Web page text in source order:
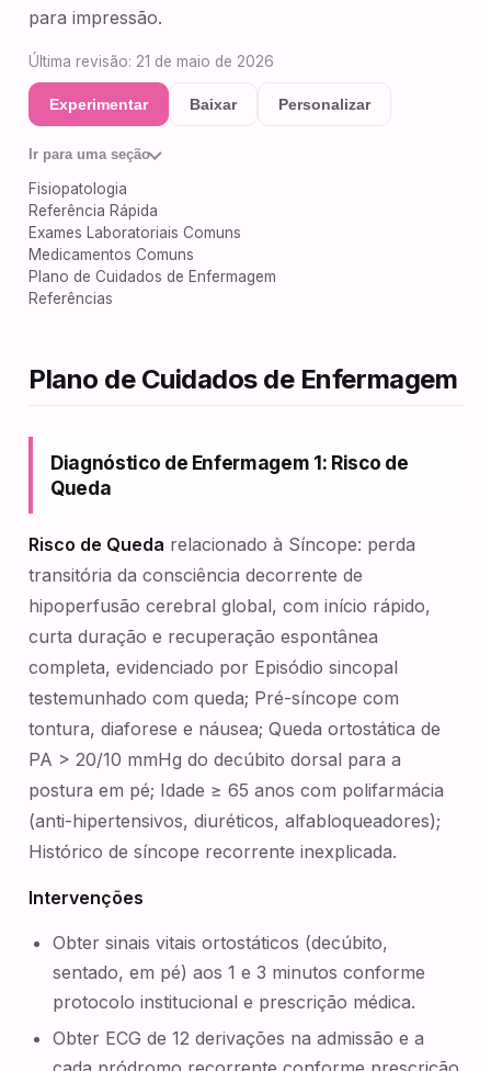
para impressão.
Última revisão: 21 de maio de 2026
Experimentar Baixar Personalizar
Ir para uma seção
Fisiopatologia
Referência Rápida
Exames Laboratoriais Comuns
Medicamentos Comuns
Plano de Cuidados de Enfermagem
Referências
Plano de Cuidados de Enfermagem
Diagnóstico de Enfermagem 1: Risco de
Queda
Risco de Queda relacionado à Síncope: perda
transitória da consciência decorrente de
hipoperfusão cerebral global, com início rápido,
curta duração e recuperação espontânea
completa, evidenciado por Episódio sincopal
testemunhado com queda; Pré-síncope com
tontura, diaforese e náusea; Queda ortostática de
PA > 20/10 mmHg do decúbito dorsal para a
postura em pé; Idade ≥ 65 anos com polifarmácia
(anti-hipertensivos, diuréticos, alfabloqueadores);
Histórico de síncope recorrente inexplicada.
Intervenções
Obter sinais vitais ortostáticos (decúbito,
sentado, em pé) aos 1 e 3 minutos conforme
protocolo institucional e prescrição médica.
Obter ECG de 12 derivações na admissão e a